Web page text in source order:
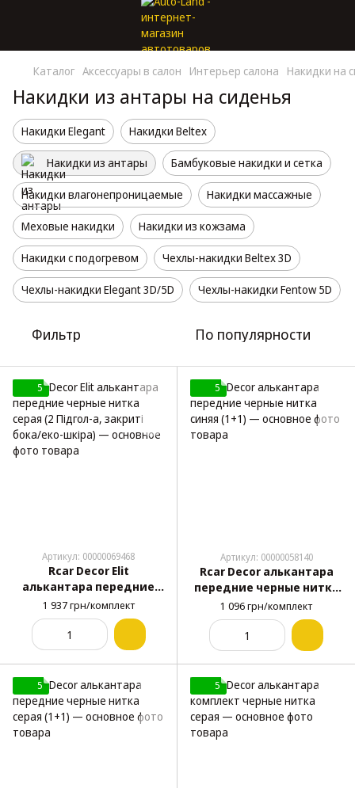
Каталог Аксессуары в салон Интерьер салона Накидки на
Накидки из антары на сиденья
Накидки Elegant Накидки Beltex
Накидки из антары Бамбуковые накидки и сетка
Накидки влагонепроницаемые Накидки массажные
Меховые накидки Накидки из кожзама
Накидки с подогревом Чехлы-накидки Beltex 3D
Чехлы-накидки Elegant 3D/5D Чехлы-накидки Fentow 5D
Фильтр По популярности
5
Артикул: 00000069468
Rcar Decor Elit
алькантара передние
черные нитка серая (2
Підгол-а, закриті бока/
еко-шкіра)
1 937 грн/комплект
5
Артикул: 00000058140
Rcar Decor алькантара
передние черные нитка
синяя (1+1)
1 096 грн/комплект
5 5